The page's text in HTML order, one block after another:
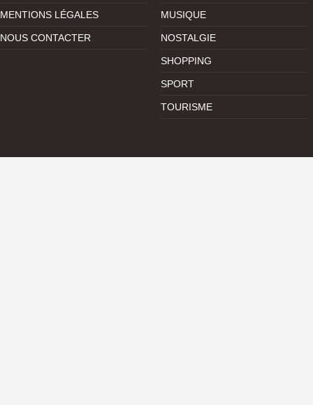
MENTIONS LÉGALES
NOUS CONTACTER
MUSIQUE
NOSTALGIE
SHOPPING
SPORT
TOURISME